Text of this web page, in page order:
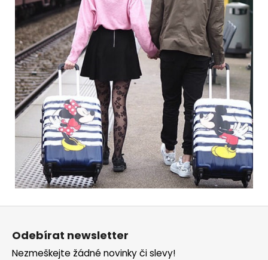
Z
Odebírat newsletter
Nezmeškejte žádné novinky či slevy!